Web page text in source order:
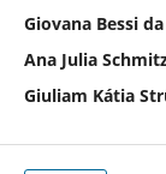
Giovana Bessi
Ana Julia
Giuliam Kátia